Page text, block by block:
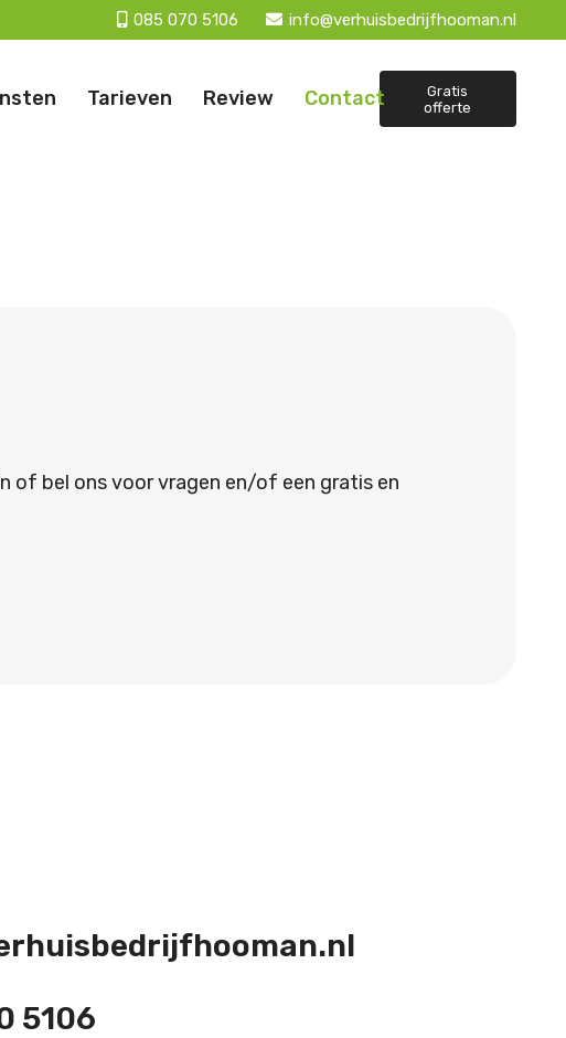
085 070 5106 info@verhuisbedrijfhooman.nl
Tarieven Review Contact
Gratis
offerte
of bel ons voor vragen en/of een gratis en
5106